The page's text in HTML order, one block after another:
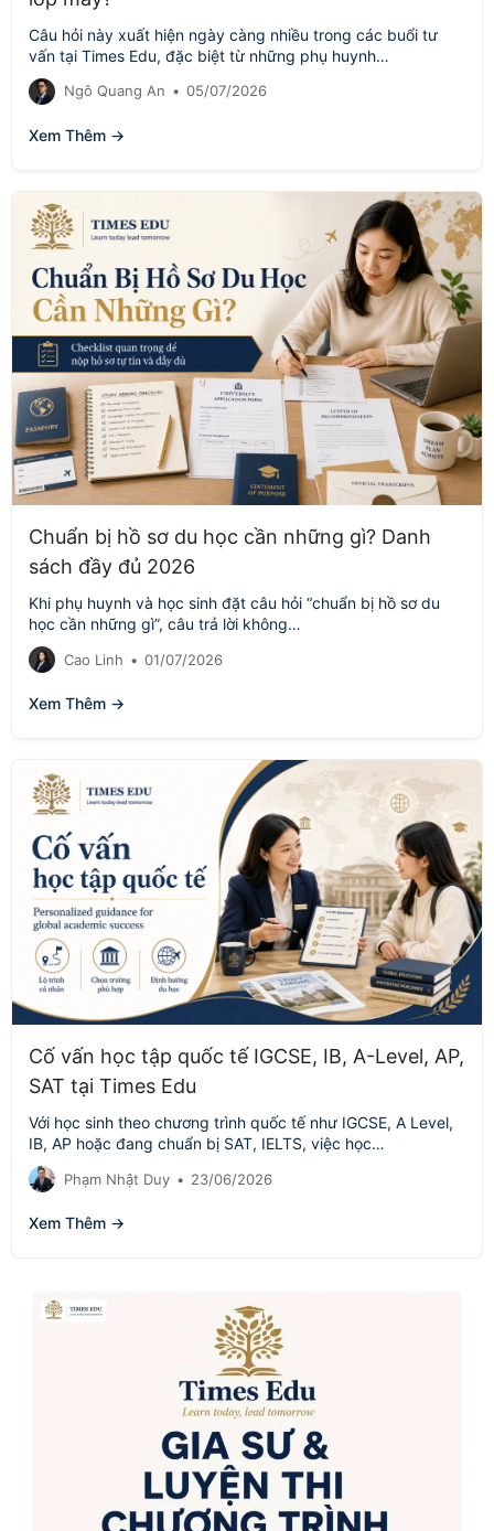
Câu hỏi này xuất hiện ngày càng nhiều trong các buổi tư
vấn tại Times Edu, đặc biệt từ những phụ huynh…
Ngô Quang An • 05/07/2026
Xem Thêm →
Chuẩn bị hồ sơ du học cần những gì? Danh
sách đầy đủ 2026
Khi phụ huynh và học sinh đặt câu hỏi “chuẩn bị hồ sơ du
học cần những gì”, câu trả lời không…
Cao Linh • 01/07/2026
Xem Thêm →
Cố vấn học tập quốc tế IGCSE, IB, A-Level, AP,
SAT tại Times Edu
Với học sinh theo chương trình quốc tế như IGCSE, A Level,
IB, AP hoặc đang chuẩn bị SAT, IELTS, việc học…
Phạm Nhật Duy • 23/06/2026
Xem Thêm →